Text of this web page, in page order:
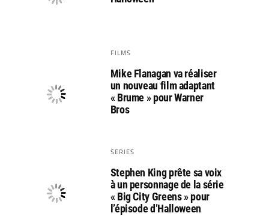
FILMS
Mike Flanagan va réaliser
un nouveau film adaptant
« Brume » pour Warner
Bros
SERIES
Stephen King prête sa voix
à un personnage de la série
« Big City Greens » pour
l’épisode d’Halloween